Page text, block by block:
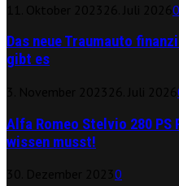
0
Das neue Traumauto
gibt es
Alfa Romeo Stelvio 280 PS
wissen musst!
0